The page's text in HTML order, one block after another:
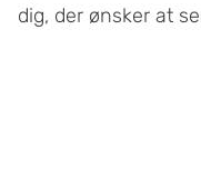
dig, der ønsker at